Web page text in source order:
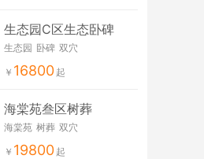
生态园C区生态卧碑
生态园 卧碑 双穴
16800
海棠苑叁区树葬
海棠苑 树葬 双穴
19800